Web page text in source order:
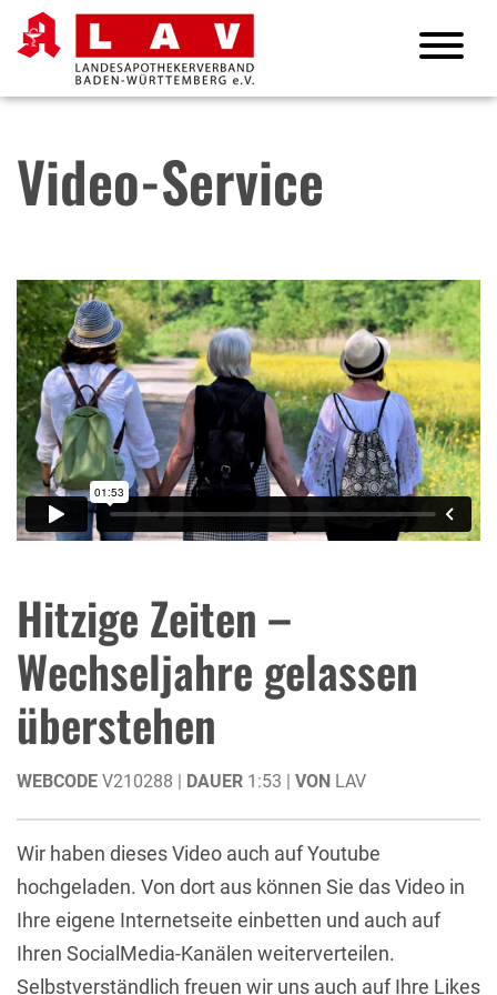
Video-Service
Hitzige Zeiten –
Wechseljahre gelassen
überstehen
WEBCODE V210288 | DAUER 1:53 | VON LAV
Wir haben dieses Video auch auf Youtube
hochgeladen. Von dort aus können Sie das Video in
Ihre eigene Internetseite einbetten und auch auf
Ihren SocialMedia-Kanälen weiterverteilen.
Selbstverständlich freuen wir uns auch auf Ihre Likes